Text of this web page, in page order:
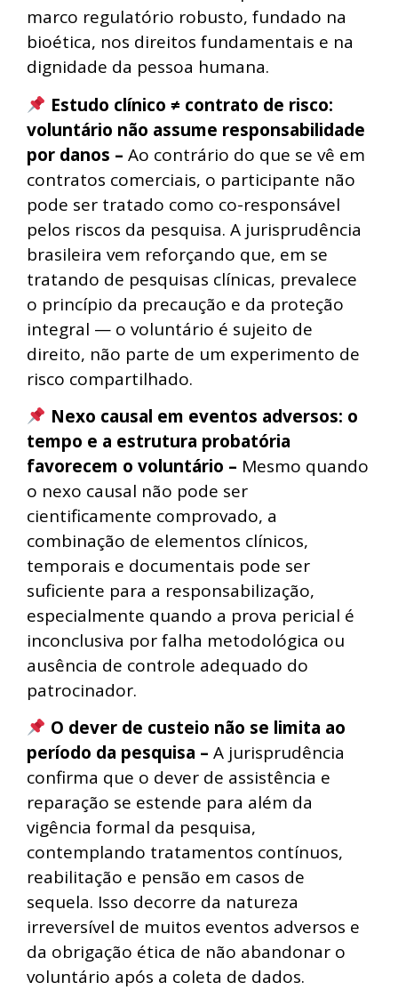
marco regulatório robusto, fundado na
bioética, nos direitos fundamentais e na
dignidade da pessoa humana.
Estudo clínico ≠ contrato de risco:
voluntário não assume responsabilidade
por danos – Ao contrário do que se vê em
contratos comerciais, o participante não
pode ser tratado como co-responsável
pelos riscos da pesquisa. A jurisprudência
brasileira vem reforçando que, em se
tratando de pesquisas clínicas, prevalece
o princípio da precaução e da proteção
integral — o voluntário é sujeito de
direito, não parte de um experimento de
risco compartilhado.
Nexo causal em eventos adversos: o
tempo e a estrutura probatória
favorecem o voluntário – Mesmo quando
o nexo causal não pode ser
cientificamente comprovado, a
combinação de elementos clínicos,
temporais e documentais pode ser
suficiente para a responsabilização,
especialmente quando a prova pericial é
inconclusiva por falha metodológica ou
ausência de controle adequado do
patrocinador.
O dever de custeio não se limita ao
período da pesquisa – A jurisprudência
confirma que o dever de assistência e
reparação se estende para além da
vigência formal da pesquisa,
contemplando tratamentos contínuos,
reabilitação e pensão em casos de
sequela. Isso decorre da natureza
irreversível de muitos eventos adversos e
da obrigação ética de não abandonar o
voluntário após a coleta de dados.